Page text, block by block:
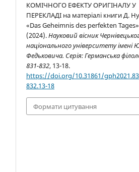
КОМІЧНОГО ЕФЕКТУ ОРИГІНАЛУ У
ПЕРЕКЛАДІ на матеріалі книги Д.
«Das Geheimnis des perfekten
(2024).Науковий вісник
національного університету імені
Федьковича. Серія: Германська
831-832, 13-18.
https://doi.org/10.31861/
832.13-18
Формати цитування